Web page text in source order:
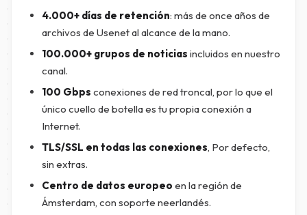
4.000+ días de retención: más de once años de
archivos de Usenet al alcance de la mano.
100.000+ grupos de noticias incluidos en nuestro
canal.
100 Gbps conexiones de red troncal, por lo que el
único cuello de botella es tu propia conexión a
Internet.
TLS/SSL en todas las conexiones, Por defecto,
sin extras.
Centro de datos europeo en la región de
Ámsterdam, con soporte neerlandés.